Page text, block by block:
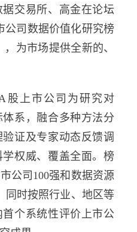
交易所、高金在论坛
公司数据价值化研究榜
为市场提供全新的、
上市公司为研究对
系，融合多种方法分
证及专家动态反馈调
权威、覆盖全面。榜
公司100强和数据资源
同时按照行业、地区等
个系统性评价上市公